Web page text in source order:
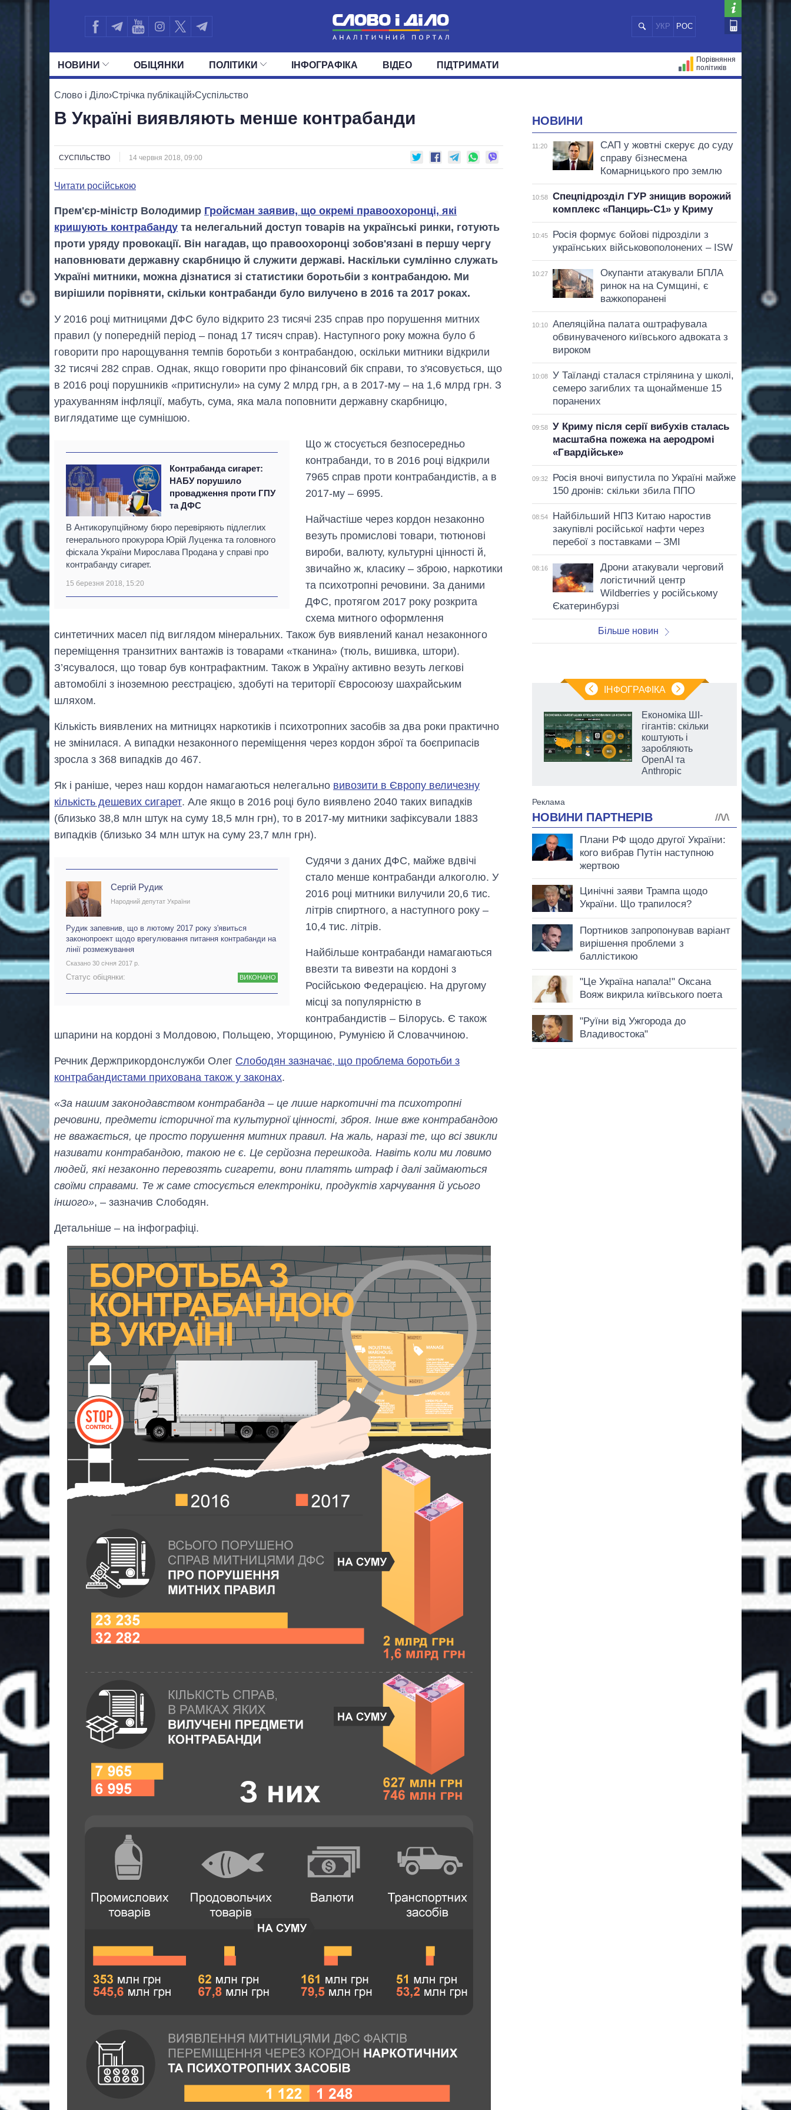
УКР РОС
НОВИНИ
ПОЛІТИКА ЕКОНОМІКА СУСПІЛЬСТВО
ОБIЦЯНКИ ПОЛIТИКИ
УСІ ПОЛІТИКИ ПРЕЗИДЕНТ І ОФІС
ДЕПУТАТИ КОМІТЕТИ ФРАКЦІЇ
ІНФОГРАФІКА ВІДЕО ПІДТРИМАТИ
Порівняння
політиків
Слово і Діло›Стрічка публікацій›Суспільство
В Україні виявляють менше контрабанди
СУСПІЛЬСТВО 14 червня 2018, 09:00
Читати російською
Прем'єр-міністр Володимир Гройсман заявив, що окремі правоохоронці, які
кришують контрабанду та нелегальний доступ товарів на українські ринки, готують
проти уряду провокації. Він нагадав, що правоохоронці зобов'язані в першу чергу
наповнювати державну скарбницю й служити державі. Наскільки сумлінно служать
Україні митники, можна дізнатися зі статистики боротьбіи з контрабандою. Ми
вирішили порівняти, скільки контрабанди було вилучено в 2016 та 2017 роках.
У 2016 році митницями ДФС було відкрито 23 тисячі 235 справ про порушення митних
правил (у попередній період – понад 17 тисяч справ). Наступного року можна було б
говорити про нарощування темпів боротьби з контрабандою, оскільки митники відкрили
32 тисячі 282 справ. Однак, якщо говорити про фінансовий бік справи, то з'ясовується, що
в 2016 році порушників «притиснули» на суму 2 млрд грн, а в 2017-му – на 1,6 млрд грн. З
урахуванням інфляції, мабуть, сума, яка мала поповнити державну скарбницю,
виглядатиме ще сумнішою.
Контрабанда сигарет:
НАБУ порушило
провадження проти ГПУ
та ДФС
В Антикорупційному бюро перевіряють підлеглих
генерального прокурора Юрій Луценка та головного
фіскала України Мирослава Продана у справі про
контрабанду сигарет.
15 березня 2018, 15:20
Що ж стосується безпосередньо
контрабанди, то в 2016 році відкрили
7965 справ проти контрабандистів, а в
2017-му – 6995.
Найчастіше через кордон незаконно
везуть промислові товари, тютюнові
вироби, валюту, культурні цінності й,
звичайно ж, класику – зброю, наркотики
та психотропні речовини. За даними
ДФС, протягом 2017 року розкрита
схема митного оформлення
синтетичних масел під виглядом мінеральних. Також був виявлений канал незаконного
переміщення транзитних вантажів із товарами «тканина» (тюль, вишивка, штори).
З’ясувалося, що товар був контрафактним. Також в Україну активно везуть легкові
автомобілі з іноземною реєстрацією, здобуті на території Євросоюзу шахрайським
шляхом.
Кількість виявлених на митницях наркотиків і психотропних засобів за два роки практично
не змінилася. А випадки незаконного переміщення через кордон зброї та боєприпасів
зросла з 368 випадків до 467.
Як і раніше, через наш кордон намагаються нелегально вивозити в Європу величезну
кількість дешевих сигарет. Але якщо в 2016 році було виявлено 2040 таких випадків
(близько 38,8 млн штук на суму 18,5 млн грн), то в 2017-му митники зафіксували 1883
випадків (близько 34 млн штук на суму 23,7 млн грн).
Сергій Рудик
Народний депутат України
Рудик запевнив, що в лютому 2017 року з'явиться
законопроект щодо врегулювання питання контрабанди на
лінії розмежування
Сказано 30 січня 2017 р.
Статус обіцянки: ВИКОНАНО
Судячи з даних ДФС, майже вдвічі
стало менше контрабанди алкоголю. У
2016 році митники вилучили 20,6 тис.
літрів спиртного, а наступного року –
10,4 тис. літрів.
Найбільше контрабанди намагаються
ввезти та вивезти на кордоні з
Російською Федерацією. На другому
місці за популярністю в
контрабандистів – Білорусь. Є також
шпарини на кордоні з Молдовою, Польщею, Угорщиною, Румунією й Словаччиною.
Речник Держприкордонслужби Олег Слободян зазначає, що проблема боротьби з
контрабандистами прихована також у законах.
«За нашим законодавством контрабанда – це лише наркотичні та психотропні
речовини, предмети історичної та культурної цінності, зброя. Інше вже контрабандою
не вважається, це просто порушення митних правил. На жаль, наразі те, що всі звикли
називати контрабандою, такою не є. Це серйозна перешкода. Навіть коли ми ловимо
людей, які незаконно перевозять сигарети, вони платять штраф і далі займаються
своїми справами. Те ж саме стосується електроніки, продуктів харчування й усього
іншого», – зазначив Слободян.
Детальніше – на інфографіці.
НОВИНИ
11:20
САП у жовтні скерує до суду
справу бізнесмена
Комарницького про землю
10:58
Спецпідрозділ ГУР знищив ворожий
комплекс «Панцирь-С1» у Криму
10:45
Росія формує бойові підрозділи з
українських військовополонених – ISW
10:27
Окупанти атакували БПЛА
ринок на на Сумщині, є
важкопоранені
10:10
Апеляційна палата оштрафувала
обвинуваченого київського адвоката з
вироком
10:08
У Таїланді сталася стрілянина у школі,
семеро загиблих та щонайменше 15
поранених
09:58
У Криму після серії вибухів сталась
масштабна пожежа на аеродромі
«Гвардійське»
09:32
Росія вночі випустила по Україні майже
150 дронів: скільки збила ППО
08:54
Найбільший НПЗ Китаю наростив
закупівлі російської нафти через
перебої з поставками – ЗМІ
08:16
Дрони атакували черговий
логістичний центр
Wildberries у російському
Єкатеринбурзі
Більше новин
ІНФОГРАФІКА
ударів по Україні
за літо: Київ та
область стали
Економіка ШІ-
гігантів: скільки
коштують і
заробляють
OpenAI та
Anthropic